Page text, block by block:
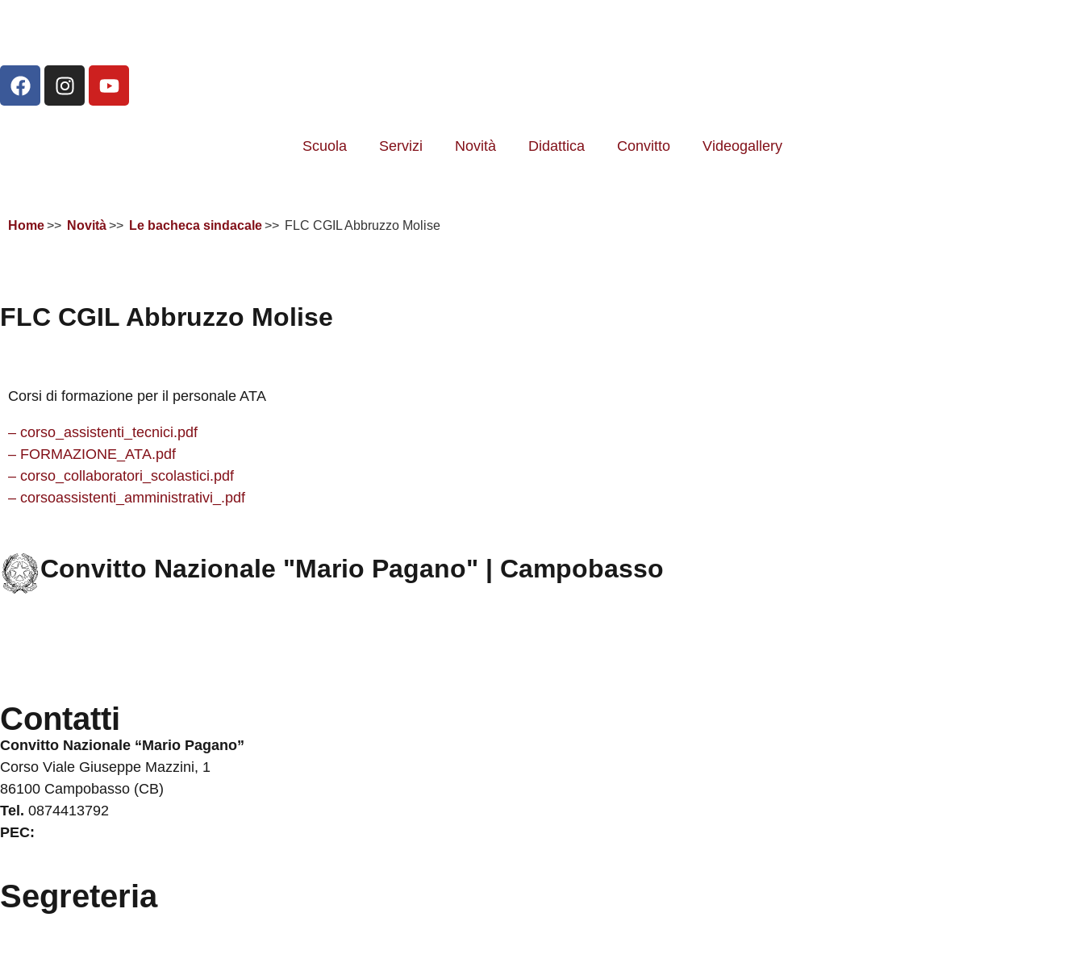
Scuola Servizi Novità Didattica Convitto Videogallery
Home Novità Le bacheca sindacale FLC CGIL Abbruzzo Molise
FLC CGIL Abbruzzo Molise
Corsi di formazione per il personale ATA
– corso_assistenti_tecnici.pdf
– FORMAZIONE_ATA.pdf
– corso_collaboratori_scolastici.pdf
– corsoassistenti_amministrativi_.pdf
Convitto Nazionale "Mario Pagano" | Campobasso
Contatti
Convitto Nazionale “Mario Pagano”
Corso Viale Giuseppe Mazzini, 1
86100 Campobasso (CB)
Tel. 0874413792
PEC:
Segreteria